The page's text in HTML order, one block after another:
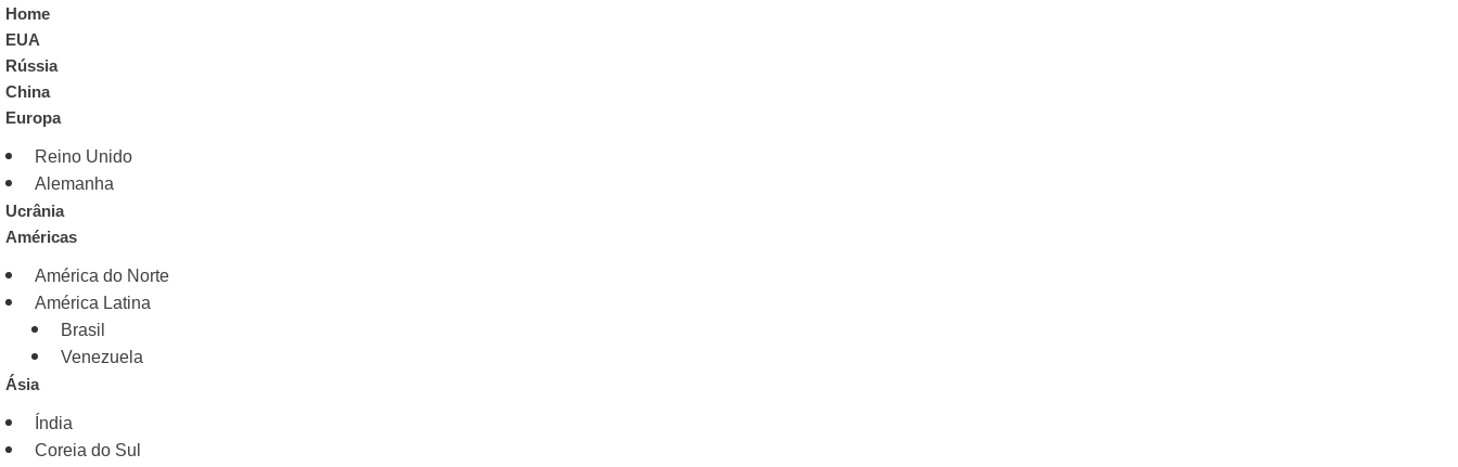
Home
EUA
Rússia
China
Europa
Reino Unido
Alemanha
Ucrânia
Américas
América do Norte
América Latina
Brasil
Venezuela
Ásia
Índia
Coreia do Sul